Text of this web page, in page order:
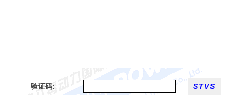
验证码: